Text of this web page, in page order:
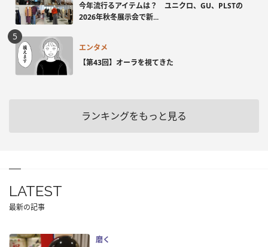
今年流行るアイテムは？ ユニクロ、GU、PLSTの
2026年秋冬展示会で新...
エンタメ
【第43回】オーラを視てきた
ランキングをもっと見る
LATEST
最新の記事
磨く